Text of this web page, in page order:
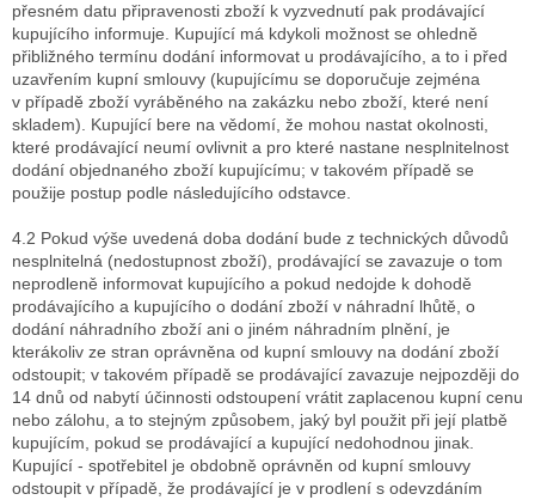
přesném datu připravenosti zboží k vyzvednutí pak prodávající
kupujícího informuje. Kupující má kdykoli možnost se ohledně
přibližného termínu dodání informovat u prodávajícího, a to i před
uzavřením kupní smlouvy (kupujícímu se doporučuje zejména
v případě zboží vyráběného na zakázku nebo zboží, které není
skladem). Kupující bere na vědomí, že mohou nastat okolnosti,
které prodávající neumí ovlivnit a pro které nastane nesplnitelnost
dodání objednaného zboží kupujícímu; v takovém případě se
použije postup podle následujícího odstavce.
4.2 Pokud výše uvedená doba dodání bude z technických důvodů
nesplnitelná (nedostupnost zboží), prodávající se zavazuje o tom
neprodleně informovat kupujícího a pokud nedojde k dohodě
prodávajícího a kupujícího o dodání zboží v náhradní lhůtě, o
dodání náhradního zboží ani o jiném náhradním plnění, je
kterákoliv ze stran oprávněna od kupní smlouvy na dodání zboží
odstoupit; v takovém případě se prodávající zavazuje nejpozději do
14 dnů od nabytí účinnosti odstoupení vrátit zaplacenou kupní cenu
nebo zálohu, a to stejným způsobem, jaký byl použit při její platbě
kupujícím, pokud se prodávající a kupující nedohodnou jinak.
Kupující - spotřebitel je obdobně oprávněn od kupní smlouvy
odstoupit v případě, že prodávající je v prodlení s odevzdáním